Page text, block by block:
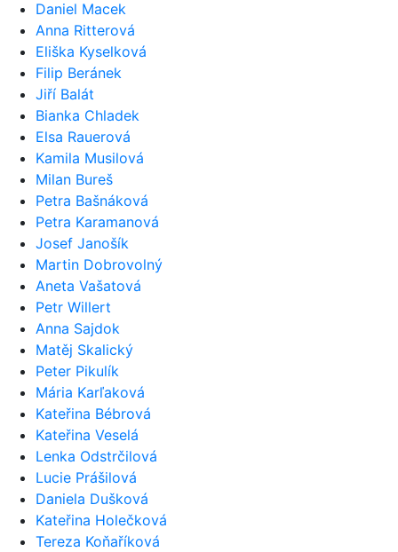
Daniel Macek
Anna Ritterová
Eliška Kyselková
Filip Beránek
Jiří Balát
Bianka Chladek
Elsa Rauerová
Kamila Musilová
Milan Bureš
Petra Bašnáková
Petra Karamanová
Josef Janošík
Martin Dobrovolný
Aneta Vašatová
Petr Willert
Anna Sajdok
Matěj Skalický
Peter Pikulík
Mária Karľaková
Kateřina Bébrová
Kateřina Veselá
Lenka Odstrčilová
Lucie Prášilová
Daniela Dušková
Kateřina Holečková
Tereza Koňaříková